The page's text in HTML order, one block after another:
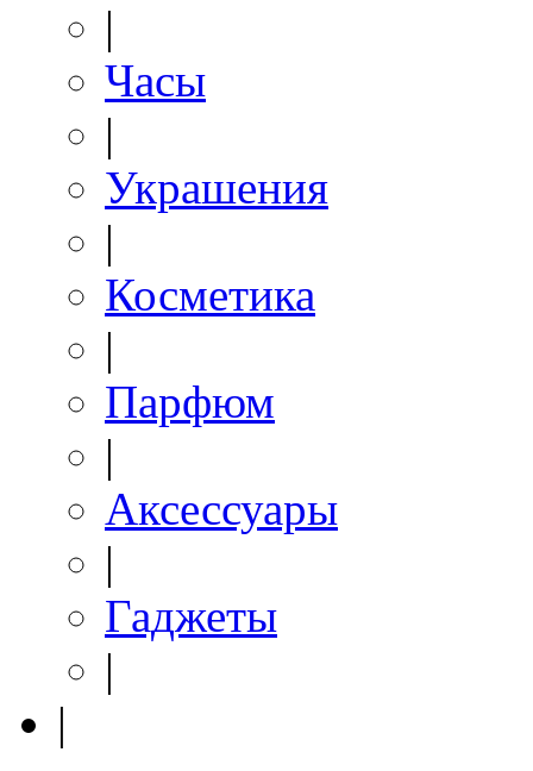
|
Часы
|
Украшения
|
Косметика
|
Парфюм
|
Аксессуары
|
Гаджеты
|
|